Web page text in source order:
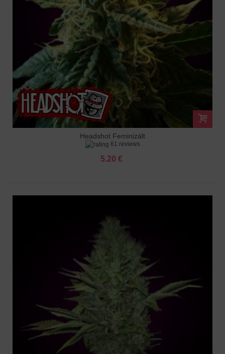
Headshot Feminizált
61 reviews
5.20 €